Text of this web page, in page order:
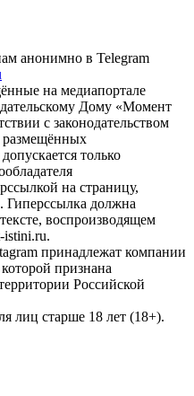
анонимно в Telegram
на медиапортале
Дому «Момент
с законодательством
размещённых
только
на страницу,
Гиперссылка должна
воспроизводящем
istini.ru.
принадлежат компании
признана
Российской
лиц старше 18 лет (18+).